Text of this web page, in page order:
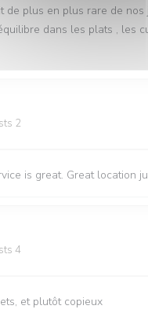
de plus en plus rare de
dans les plats , les
2
is great. Great location
4
et plutôt copieux